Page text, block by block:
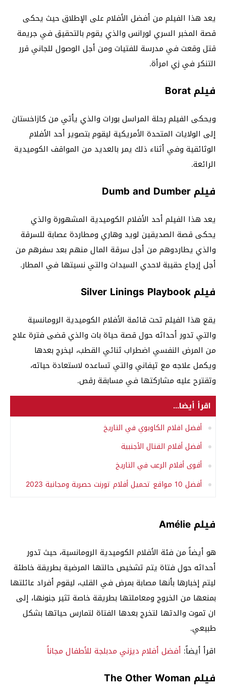
يعد هذا الفيلم من أفضل الأفلام على الإطلاق حيث يحكى
قصة المخبر السري لورانس والذي يقوم بالتحقيق في جريمة
قتل وقعت في مدرسة للفتيات ومن أجل الوصول للجاني قرر
التنكر في زي امرأة.
فيلم Borat
ويحكى الفيلم رحلة المراسل بورات والذي يأتي من كازاخستان
إلى الولايات المتحدة الأمريكية ليقوم بتصوير أحد الأفلام
الوثائقية وفي أثناء ذلك يمر بالعديد من المواقف الكوميدية
الرائعة.
فيلم Dumb and Dumber
يعد هذا الفيلم أحد الأفلام الكوميدية المشهورة والذي
يحكى قصة الصديقين لويد وهاري ومطاردة عصابة للسرقة
والذي يطاردوهم من أجل سرقة المال منهم بعد سفرهم من
أجل إرجاع حقيبة لاحدي السيدات والتي نسيتها في المطار.
فيلم Silver Linings Playbook
يقع هذا الفيلم تحت قائمة الأفلام الكوميدية الرومانسية
والتي تدور أحداثه حول قصة حياة بات والذي قضى فترة علاج
من المرض النفسي اضطراب ثنائي القطب، ليخرج بعدها
ويكمل علاجه مع تيفاني والتي تساعده لاستعادة حياته،
وتقترح عليه مشاركتها في مسابقة رقص.
اقرأ أيضا...
أفضل افلام الكاوبوي في التاريخ
أفضل أفلام القتال الأجنبية
أقوى أفلام الرعب في التاريخ
أفضل 10 مواقع تحميل أفلام تورنت حصرية ومجانية 2023
فيلم Amélie
هو أيضاً من فئة الأفلام الكوميدية الرومانسية، حيث تدور
أحداثه حول فتاة يتم تشخيص حالتها المرضية بطريقة خاطئة
ليتم إخبارها بأنها مصابة بمرض في القلب، ليقوم أفراد عائلتها
بمنعها من الخروج ومعاملتها بطريقة خاصة تثير جنونها، إلى
ان تموت والدتها لتخرج بعدها الفتاة لتمارس حياتها بشكل
طبيعي.
اقرأ أيضاً: أفضل أفلام ديزني مدبلجة للأطفال مجاناً
فيلم The Other Woman